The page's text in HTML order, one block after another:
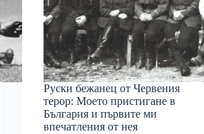
Руски бежанец от Червения
терор: Моето пристигане в
България и първите ми
впечатления от нея